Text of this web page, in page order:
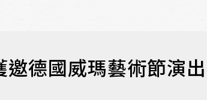
德國威瑪藝術節演出